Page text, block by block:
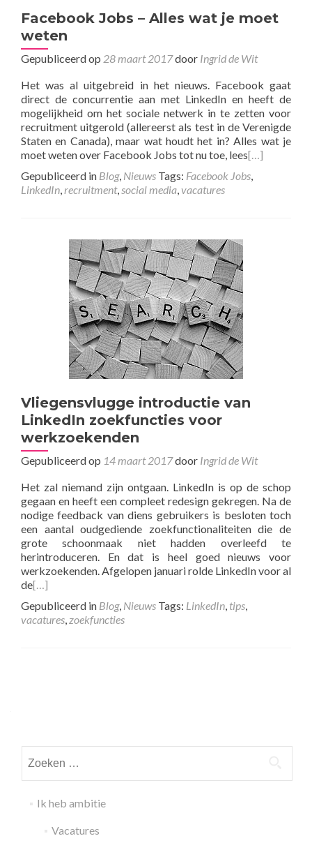
Facebook Jobs – Alles wat je moet
weten
Gepubliceerd op 28 maart 2017door Ingrid de Wit
Het was al uitgebreid in het nieuws. Facebook gaat
direct de concurrentie aan met LinkedIn en heeft de
mogelijkheid om het sociale netwerk in te zetten voor
recruitment uitgerold (allereerst als test in de Verenigde
Staten en Canada), maar wat houdt het in? Alles wat je
moet weten over Facebook Jobs tot nu toe, lees[…]
Gepubliceerd in Blog, Nieuws Tags: Facebook Jobs,
LinkedIn,recruitment,social media,vacatures
Vliegensvlugge introductie van
LinkedIn zoekfuncties voor
werkzoekenden
Gepubliceerd op 14 maart 2017door Ingrid de Wit
Het zal niemand zijn ontgaan. LinkedIn is op de schop
gegaan en heeft een compleet redesign gekregen. Na de
nodige feedback van diens gebruikers is besloten toch
een aantal oudgediende zoekfunctionaliteiten die de
grote schoonmaak niet hadden overleefd te
herintroduceren. En dat is heel goed nieuws voor
werkzoekenden. Afgelopen januari rolde LinkedIn voor al
de[…]
Gepubliceerd in Blog, Nieuws Tags: LinkedIn, tips,
vacatures,zoekfuncties
naar:
Ik heb ambitie
Vacatures